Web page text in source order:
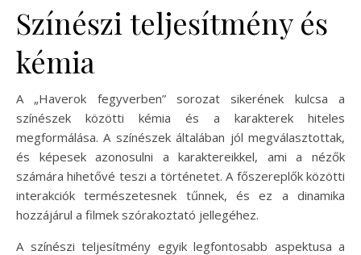
Színészi teljesítmény és
kémia
A „Haverok fegyverben” sorozat sikerének kulcsa a
színészek közötti kémia és a karakterek hiteles
megformálása. A színészek általában jól megválasztottak,
és képesek azonosulni a karaktereikkel, ami a nézők
számára hihetővé teszi a történetet. A főszereplők közötti
interakciók természetesnek tűnnek, és ez a dinamika
hozzájárul a filmek szórakoztató jellegéhez.
A színészi teljesítmény egyik legfontosabb aspektusa a